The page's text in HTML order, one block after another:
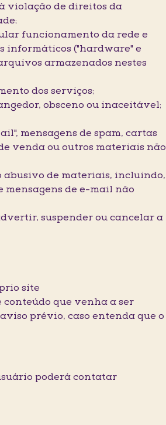
violação de direitos da
funcionamento da rede e
informáticos ("hardware" e
armazenados nestes
dos serviços;
obsceno ou inaceitável;
mensagens de spam, cartas
venda ou outros materiais não
abusivo de materiais, incluindo,
mensagens de e-mail não
suspender ou cancelar a
site
que venha a ser
prévio, caso entenda que o
poderá contatar